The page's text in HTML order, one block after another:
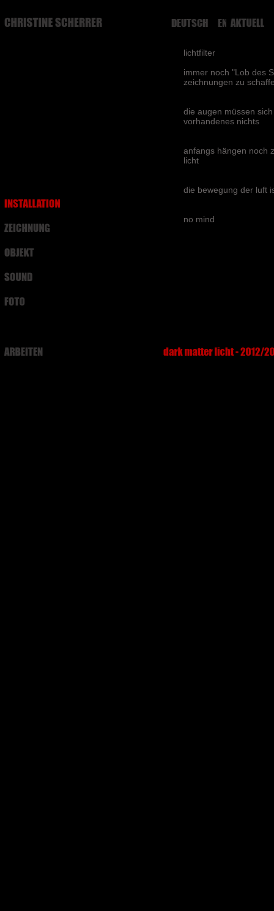
DEUTSCH ENGLISH
lichtfilter
immer noch "Lob des
zeichnungen zu
die augen müssen
vorhandenes nichts
anfangs hängen noch
licht
die bewegung der luft
no mind